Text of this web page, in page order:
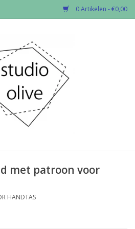
0 Artikelen - €0,00
met patroon voor
HANDTAS